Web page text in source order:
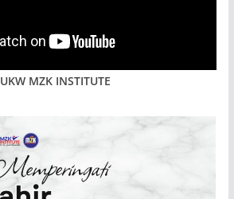
UKW MZK INSTITUTE